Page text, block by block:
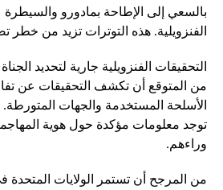
بالسعي إلى الإطاحة بمادورو
الفنزويلية. هذه التوترات تزيد من خطر
التحقيقات الفنزويلية جارية لتحديد
من المتوقع أن تكشف التحقيقات عن
الأسلحة المستخدمة والجهات
توجد معلومات مؤكدة حول هوية
وراءهم.
من المرجح أن تستمر الولايات